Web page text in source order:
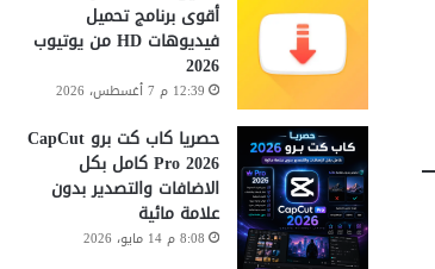
أقوى برنامج تحميل
فيديوهات HD من يوتيوب
2026
12:39 م 7 أغسطس، 2026
حصريا كاب كت برو CapCut
Pro 2026 كامل بكل
الاضافات والتصدير بدون
علامة مائية
8:08 م 14 مايو، 2026